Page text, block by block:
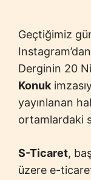
Geçtiğimiz
Derginin 20
Konuk
yayınlanan
ortamlardaki
S-Ticaret,
üzere e-